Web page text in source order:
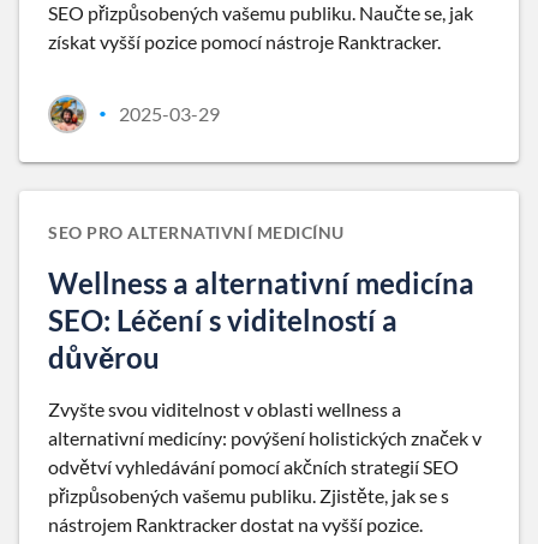
SEO přizpůsobených vašemu publiku. Naučte se, jak
získat vyšší pozice pomocí nástroje Ranktracker.
• 2025-03-29
SEO PRO ALTERNATIVNÍ MEDICÍNU
Wellness a alternativní medicína
SEO: Léčení s viditelností a
důvěrou
Zvyšte svou viditelnost v oblasti wellness a
alternativní medicíny: povýšení holistických značek v
odvětví vyhledávání pomocí akčních strategií SEO
přizpůsobených vašemu publiku. Zjistěte, jak se s
nástrojem Ranktracker dostat na vyšší pozice.